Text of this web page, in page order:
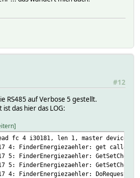
#12
RS485 auf Verbose 5 gestellt.
das hier das LOG:
fc 4 i30181, len 1, master device
4: FinderEnergiezaehler: get called
5: FinderEnergiezaehler:
5: FinderEnergiezaehler:
4: FinderEnergiezaehler: DoRequest